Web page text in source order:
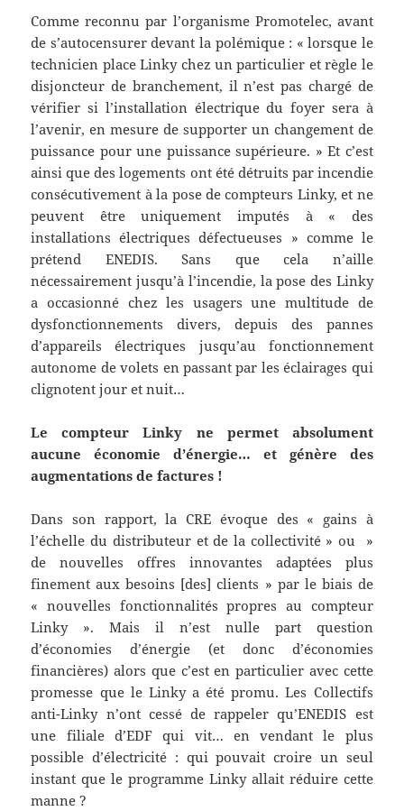
Comme reconnu par l’organisme Promotelec, avant
de s’autocensurer devant la polémique : « lorsque le
technicien place Linky chez un particulier et règle le
disjoncteur de branchement, il n’est pas chargé de
vérifier si l’installation électrique du foyer sera à
l’avenir, en mesure de supporter un changement de
puissance pour une puissance supérieure. » Et c’est
ainsi que des logements ont été détruits par incendie
consécutivement à la pose de compteurs Linky, et ne
peuvent être uniquement imputés à « des
installations électriques défectueuses » comme le
prétend ENEDIS. Sans que cela n’aille
nécessairement jusqu’à l’incendie, la pose des Linky
a occasionné chez les usagers une multitude de
dysfonctionnements divers, depuis des pannes
d’appareils électriques jusqu’au fonctionnement
autonome de volets en passant par les éclairages qui
clignotent jour et nuit…
Le compteur Linky ne permet absolument
aucune économie d’énergie… et génère des
augmentations de factures !
Dans son rapport, la CRE évoque des « gains à
l’échelle du distributeur et de la collectivité » ou »
de nouvelles offres innovantes adaptées plus
finement aux besoins [des] clients » par le biais de
« nouvelles fonctionnalités propres au compteur
Linky ». Mais il n’est nulle part question
d’économies d’énergie (et donc d’économies
financières) alors que c’est en particulier avec cette
promesse que le Linky a été promu. Les Collectifs
anti-Linky n’ont cessé de rappeler qu’ENEDIS est
une filiale d’EDF qui vit… en vendant le plus
possible d’électricité : qui pouvait croire un seul
instant que le programme Linky allait réduire cette
manne ?